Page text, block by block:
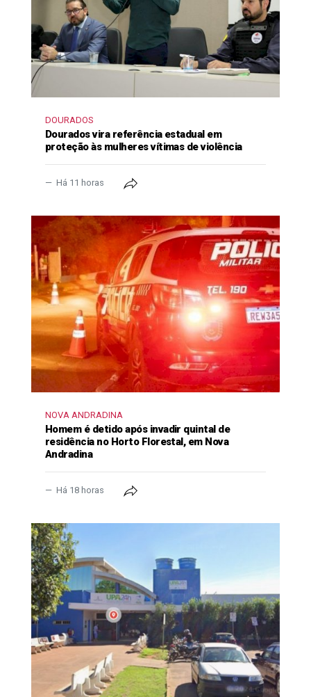
DOURADOS
Dourados vira referência estadual em
proteção às mulheres vítimas de violência
Há 11 horas
NOVA ANDRADINA
Homem é detido após invadir quintal de
residência no Horto Florestal, em Nova
Andradina
Há 18 horas